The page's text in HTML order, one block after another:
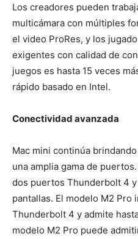
Los creadores pueden
multicámara con múltiples
el video ProRes, y los
exigentes con calidad de
juegos es hasta 15 veces
rápido basado en Intel.
Conectividad avanzada
Mac mini continúa
una amplia gama de
dos puertos Thunderbolt 4
pantallas. El modelo M2
Thunderbolt 4 y admite
modelo M2 Pro puede